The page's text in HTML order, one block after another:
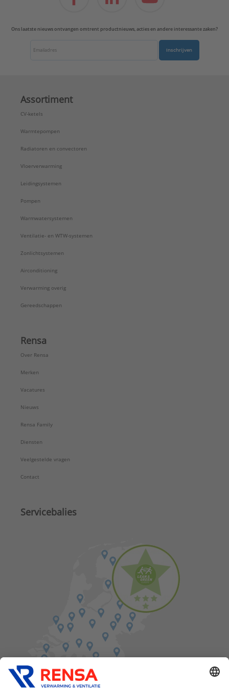
Ons laatste nieuws ontvangen omtrent productnieuws, acties en andere interessante zaken?
Inschrijven
Assortiment
CV-ketels
Warmtepompen
Radiatoren en convectoren
Vloerverwarming
Leidingsystemen
Pompen
Warmwatersystemen
Ventilatie- en WTW-systemen
Zonlichtsystemen
Airconditioning
Verwarming overig
Gereedschappen
Rensa
Over Rensa
Merken
Vacatures
Nieuws
Rensa Family
Diensten
Veelgestelde vragen
Contact
Servicebalies